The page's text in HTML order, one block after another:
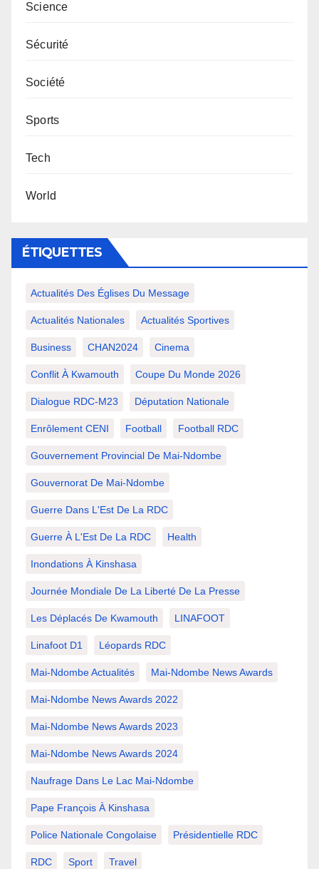
Science
Sécurité
Société
Sports
Tech
World
ÉTIQUETTES
Actualités Des Églises Du Message
Actualités Nationales Actualités Sportives
Business CHAN2024 Cinema
Conflit À Kwamouth Coupe Du Monde 2026
Dialogue RDC-M23 Députation Nationale
Enrôlement CENI Football Football RDC
Gouvernement Provincial De Mai-Ndombe
Gouvernorat De Mai-Ndombe
Guerre Dans L'Est De La RDC
Guerre À L'Est De La RDC Health
Inondations À Kinshasa
Journée Mondiale De La Liberté De La Presse
Les Déplacés De Kwamouth LINAFOOT
Linafoot D1 Léopards RDC
Mai-Ndombe Actualités Mai-Ndombe News Awards
Mai-Ndombe News Awards 2022
Mai-Ndombe News Awards 2023
Mai-Ndombe News Awards 2024
Naufrage Dans Le Lac Mai-Ndombe
Pape François À Kinshasa
Police Nationale Congolaise Présidentielle RDC
RDC Sport Travel